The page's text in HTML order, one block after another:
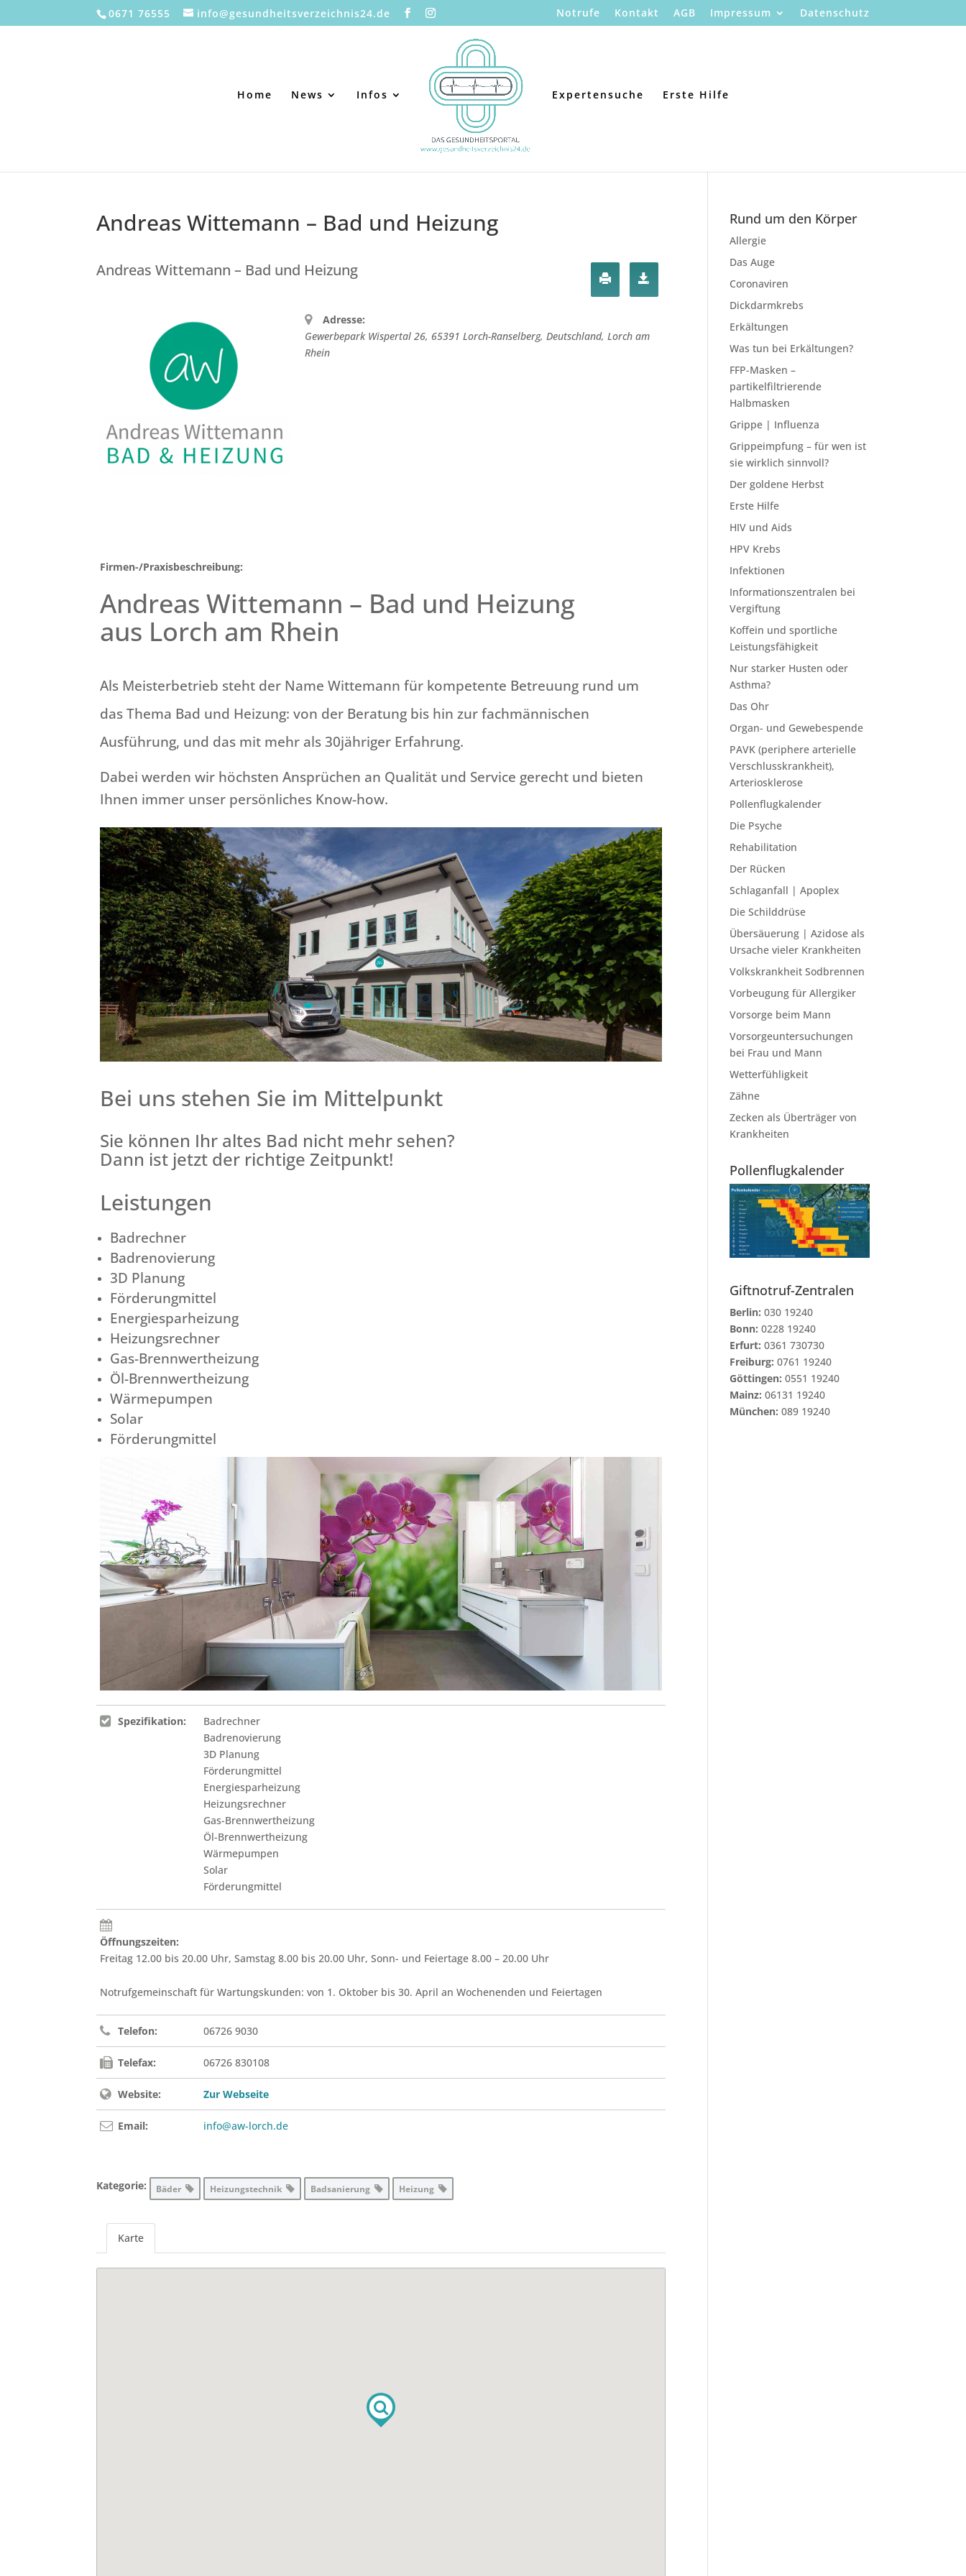
0671 76555 info@gesundheitsverzeichnis24.de Notrufe Kontakt AGB Impressum Datenschutz
Home News Infos Expertensuche Erste Hilfe
Andreas Wittemann – Bad und Heizung
Andreas Wittemann – Bad und Heizung
Adresse:
Gewerbepark Wispertal 26, 65391 Lorch-Ranselberg, Deutschland,Lorch am
Rhein
Firmen-/Praxisbeschreibung:
Andreas Wittemann – Bad und Heizung
aus Lorch am Rhein
Als Meisterbetrieb steht der Name Wittemann für kompetente Betreuung rund um
das Thema Bad und Heizung: von der Beratung bis hin zur fachmännischen
Ausführung, und das mit mehr als 30jähriger Erfahrung.
Dabei werden wir höchsten Ansprüchen an Qualität und Service gerecht und bieten
Ihnen immer unser persönliches Know-how.
Bei uns stehen Sie im Mittelpunkt
Sie können Ihr altes Bad nicht mehr sehen?
Dann ist jetzt der richtige Zeitpunkt!
Leistungen
Badrechner
Badrenovierung
3D Planung
Förderungmittel
Energiesparheizung
Heizungsrechner
Gas-Brennwertheizung
Öl-Brennwertheizung
Wärmepumpen
Solar
Förderungmittel
Spezifikation:
Badrechner
Badrenovierung
3D Planung
Förderungmittel
Energiesparheizung
Heizungsrechner
Gas-Brennwertheizung
Öl-Brennwertheizung
Wärmepumpen
Solar
Förderungmittel
Öffnungszeiten:
Freitag 12.00 bis 20.00 Uhr, Samstag 8.00 bis 20.00 Uhr, Sonn- und Feiertage 8.00 – 20.00 Uhr
Notrufgemeinschaft für Wartungskunden: von 1. Oktober bis 30. April an Wochenenden und Feiertagen
Telefon: 06726 9030
Telefax: 06726 830108
Website: Zur Webseite
Email: info@aw-lorch.de
Kategorie: Bäder Heizungstechnik Badsanierung Heizung
Karte
Rund um den Körper
Allergie
Das Auge
Coronaviren
Dickdarmkrebs
Erkältungen
Was tun bei Erkältungen?
FFP-Masken –
partikelfiltrierende
Halbmasken
Grippe | Influenza
Grippeimpfung – für wen ist
sie wirklich sinnvoll?
Der goldene Herbst
Erste Hilfe
HIV und Aids
HPV Krebs
Infektionen
Informationszentralen bei
Vergiftung
Koffein und sportliche
Leistungsfähigkeit
Nur starker Husten oder
Asthma?
Das Ohr
Organ- und Gewebespende
PAVK (periphere arterielle
Verschlusskrankheit),
Arteriosklerose
Pollenflugkalender
Die Psyche
Rehabilitation
Der Rücken
Schlaganfall | Apoplex
Die Schilddrüse
Übersäuerung | Azidose als
Ursache vieler Krankheiten
Volkskrankheit Sodbrennen
Vorbeugung für Allergiker
Vorsorge beim Mann
Vorsorgeuntersuchungen
bei Frau und Mann
Wetterfühligkeit
Zähne
Zecken als Überträger von
Krankheiten
Pollenflugkalender
Giftnotruf-Zentralen
Berlin: 030 19240
Bonn: 0228 19240
Erfurt: 0361 730730
Freiburg: 0761 19240
Göttingen: 0551 19240
Mainz: 06131 19240
München: 089 19240